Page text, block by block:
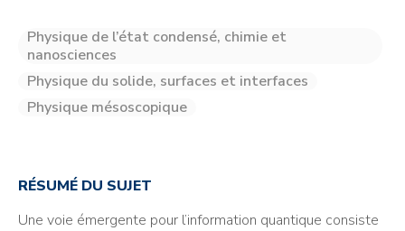
Physique de l’état condensé, chimie et
nanosciences
Physique du solide, surfaces et interfaces
Physique mésoscopique
RÉSUMÉ DU SUJET
Une voie émergente pour l’information quantique consiste